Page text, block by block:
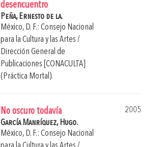
desencuentro
Peña, Ernesto de la.
México, D. F.: Consejo Nacional
para la Cultura y las Artes /
Dirección General de
Publicaciones [CONACULTA]
(Práctica Mortal).
No oscuro todavía
2005
García Manríquez, Hugo.
México, D. F.: Consejo Nacional